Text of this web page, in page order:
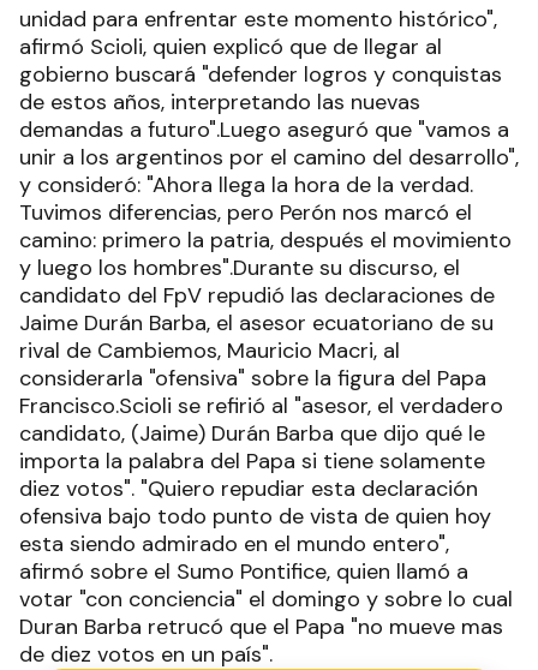
unidad para enfrentar este momento histórico",
afirmó Scioli, quien explicó que de llegar al
gobierno buscará "defender logros y conquistas
de estos años, interpretando las nuevas
demandas a futuro".Luego aseguró que "vamos a
unir a los argentinos por el camino del desarrollo",
y consideró: "Ahora llega la hora de la verdad.
Tuvimos diferencias, pero Perón nos marcó el
camino: primero la patria, después el movimiento
y luego los hombres".Durante su discurso, el
candidato del FpV repudió las declaraciones de
Jaime Durán Barba, el asesor ecuatoriano de su
rival de Cambiemos, Mauricio Macri, al
considerarla "ofensiva" sobre la figura del Papa
Francisco.Scioli se refirió al "asesor, el verdadero
candidato, (Jaime) Durán Barba que dijo qué le
importa la palabra del Papa si tiene solamente
diez votos". "Quiero repudiar esta declaración
ofensiva bajo todo punto de vista de quien hoy
esta siendo admirado en el mundo entero",
afirmó sobre el Sumo Pontifice, quien llamó a
votar "con conciencia" el domingo y sobre lo cual
Duran Barba retrucó que el Papa "no mueve mas
de diez votos en un país".